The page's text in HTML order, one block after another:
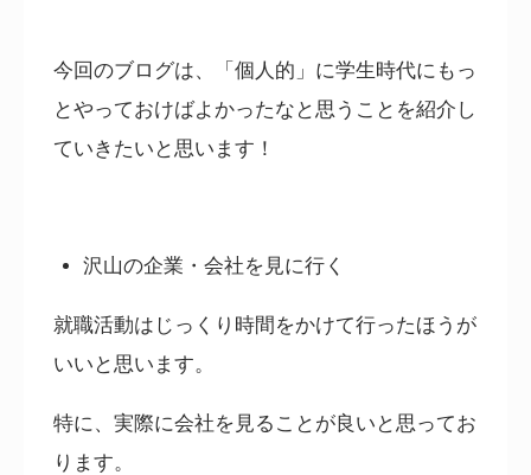
今回のブログは、「個人的」に学生時代にもっ
とやっておけばよかったなと思うことを紹介し
ていきたいと思います！
沢山の企業・会社を見に行く
就職活動はじっくり時間をかけて行ったほうが
いいと思います。
特に、実際に会社を見ることが良いと思ってお
ります。